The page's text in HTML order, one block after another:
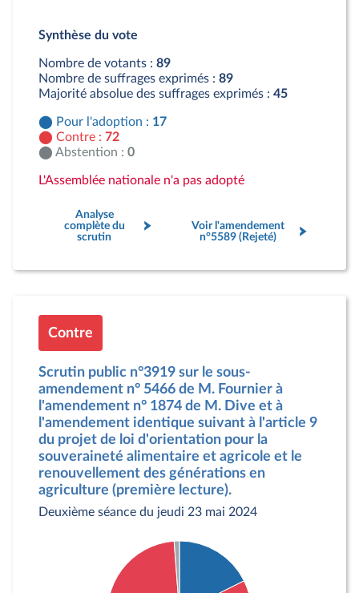
Contre : 72 députés
Synthèse du vote
Nombre de votants : 89
Nombre de suffrages exprimés : 89
Majorité absolue des suffrages exprimés : 45
Pour l'adoption : 17
Contre : 72
Abstention : 0
L'Assemblée nationale n'a pas adopté
Analyse
complète du
scrutin
Voir l'amendement
n°5589 (Rejeté)
Contre
Scrutin public n°3919 sur le sous-
amendement n° 5466 de M. Fournier à
l'amendement n° 1874 de M. Dive et à
l'amendement identique suivant à l'article 9
du projet de loi d'orientation pour la
souveraineté alimentaire et agricole et le
renouvellement des générations en
agriculture (première lecture).
Deuxième séance du jeudi 23 mai 2024